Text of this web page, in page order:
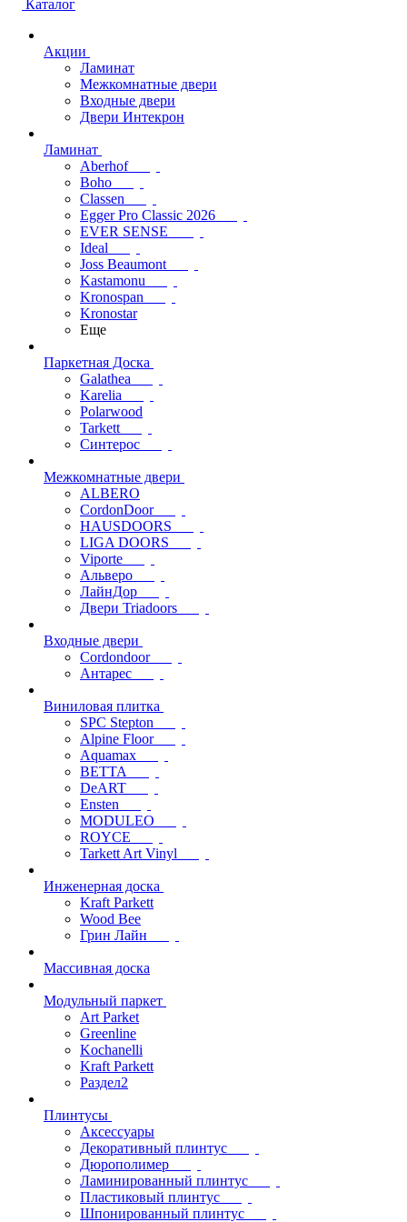
Каталог
Акции
Ламинат
Межкомнатные двери
Входные двери
Двери Интекрон
Ламинат
Aberhof
Boho
Classen
Egger Pro Classic 2026
EVER SENSE
Ideal
Joss Beaumont
Kastamonu
Kronospan
Kronostar
Еще
Паркетная Доска
Galathea
Karelia
Polarwood
Tarkett
Синтерос
Межкомнатные двери
ALBERO
CordonDoor
HAUSDOORS
LIGA DOORS
Viporte
Альверо
ЛайнДор
Двери Triadoors
Входные двери
Cordondoor
Антарес
Виниловая плитка
SPC Stepton
Alpine Floor
Aquamax
BETTA
DeART
Ensten
MODULEO
ROYCE
Tarkett Art Vinyl
Инженерная доска
Kraft Parkett
Wood Bee
Грин Лайн
Массивная доска
Модульный паркет
Art Parket
Greenline
Kochanelli
Kraft Parkett
Раздел2
Плинтусы
Аксессуары
Декоративный плинтус
Дюрополимер
Ламинированный плинтус
Пластиковый плинтус
Шпонированный плинтус